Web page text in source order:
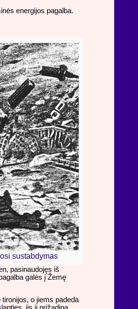
energijos pagalba.
sustabdymas
pasinaudojęs iš
galės į Žemę
o jiems padeda